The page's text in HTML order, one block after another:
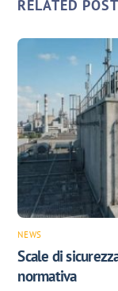
RELATED
NEWS
Scale di
normativa